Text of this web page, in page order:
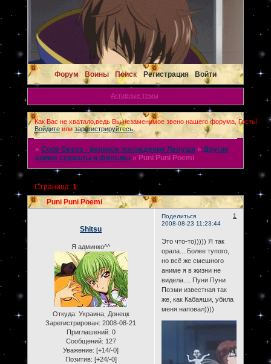
Форум Воины Поиск Регистрация Войти
Активные темы
Как Вас не хватало,ведь Вы незаменимое звено нашего форума, Гость!
Войдитеили зарегистрируйтесь.
» Code Geass - великое похождение Лелуша » Другие
аниме сериалы и фильмы » Puni Puni Poemi
Puni Puni Poemi
Страница: 1
Поделиться
1
2008-08-23 11:23:44
Shitsu
Я админко^^
Откуда: Украина, Донецк
Зарегистрирован: 2008-08-21
Приглашений: 0
Сообщений: 127
Уважение: [+14/-0]
Позитив: [+24/-0]
Это что-то))))) Я так
орала... Более тупого,
но всё же смешного
аниме я в жизни не
видела.... Пуни Пуни
Поэми известная так
же, как Кабаяши, убила
меня наповал))))